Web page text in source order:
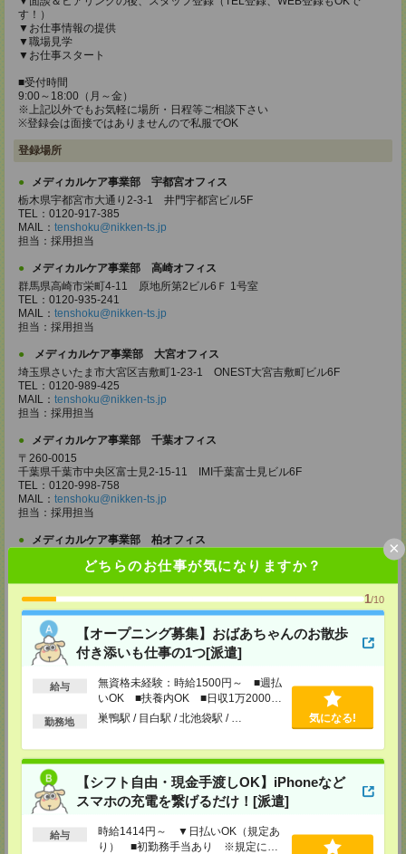
どちらのお仕事が気になりますか？
1/10
【オープニング募集】おばあちゃんのお散歩
付き添いも仕事の1つ[派遣]
給与
無資格未経験：時給1500円～ ■週払
いOK ■扶養内OK ■日収1万2000円
以上
勤務地 巣鴨駅 / 目白駅 / 北池袋駅 / … 気になる!
【シフト自由・現金手渡しOK】iPhoneなど
スマホの充電を繋げるだけ！[派遣]
給与
時給1414円～ ▼日払いOK（規定あ
り） ■初勤務手当あり ※規定によ
×
す！）
▼お仕事情報の提供
▼職場見学
▼お仕事スタート
■受付時間
9:00～18:00（月～金）
※上記以外でもお気軽に場所・日程等ご相談下さい
※登録会は面接ではありませんので私服でOK
登録場所
メディカルケア事業部 宇都宮オフィス
栃木県宇都宮市大通り2-3-1 井門宇都宮ビル5F
TEL：0120-917-385
MAIL： tenshoku@nikken-ts.jp
担当：採用担当
メディカルケア事業部 高崎オフィス
群馬県高崎市栄町4-11 原地所第2ビル6Ｆ 1号室
TEL：0120-935-241
MAIL： tenshoku@nikken-ts.jp
担当：採用担当
メディカルケア事業部 大宮オフィス
埼玉県さいたま市大宮区吉敷町1-23-1 ONEST大宮吉敷町ビル6F
TEL：0120-989-425
MAIL： tenshoku@nikken-ts.jp
担当：採用担当
メディカルケア事業部 千葉オフィス
〒260-0015
千葉県千葉市中央区富士見2-15-11 IMI千葉富士見ビル6F
TEL：0120-998-758
MAIL： tenshoku@nikken-ts.jp
担当：採用担当
メディカルケア事業部 柏オフィス
千葉県柏市末広町5-19 第12関口ビル7F 705号室
TEL：0120-935-218
MAIL：tenshoku@nikken-ts.jp
担当：採用担当
メディカルケア事業部 新宿オフィス
東京都新宿区新宿2-3-10 新宿御苑ビル6階
TEL：0120-457-235
担当：採用担当
メディカルケア事業部 立川事業所
東京都立川市錦町1-12-14
MAIL：tenshoku@nikken-ts.jp
担当：採用担当
メディカルケア事業部 町田オフィス
東京都町田市森野1-7-23 大樹生命町田ビル6F
TEL：0120-453-285
MAIL：tenshoku@nikken-ts.jp